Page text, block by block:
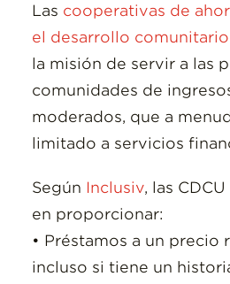
Las cooperativas de
el desarrollo comunitario
la misión de servir a las
comunidades de
moderados, que a
limitado a servicios
Según Inclusiv, las
en proporcionar:
• Préstamos a un precio
incluso si tiene un